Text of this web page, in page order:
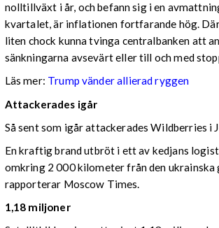
nolltillväxt i år, och befann sig i en
kvartalet, är inflationen fortfarande hög.
liten chock kunna tvinga centralbanken att
sänkningarna avsevärt eller till och med
Läs mer: Trump vänder allierad ryggen
Attackerades igår
Så sent som igår attackerades Wildberries i
En kraftig brand utbröt i ett av kedjans
omkring 2 000 kilometer från den ukrainska
rapporterar Moscow Times.
1,18 miljoner